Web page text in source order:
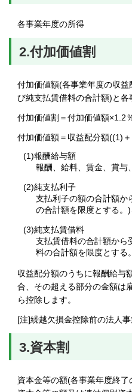
各事業年度の所得
2.付加価値割
付加価値額(各事業年度の収
び純支払賃借料の合計額)と
付加価値割＝付加価値額×1.2
付加価値額＝収益配分額((1)
(1)報酬給与額
報酬、給料、賃金、賞与
(2)純支払利子
支払利子の額の合計額か
の合計額を限度とする。
(3)純支払賃借料
支払賃借料の合計額から
料の合計額を限度とする
収益配分額のうちに報酬給与
合、その超える部分の金額は
ら控除します。
[注]繰越欠損金控除前の法人事
3.資本割
資本金等の額(各事業年度終